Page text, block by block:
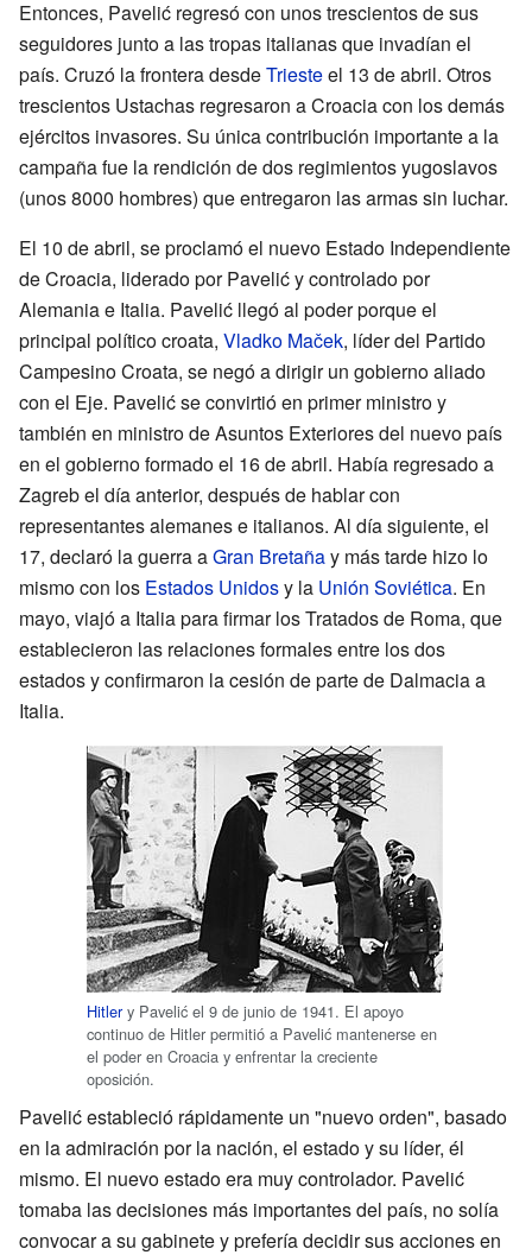
Entonces, Pavelić regresó con unos trescientos de sus
seguidores junto a las tropas italianas que invadían el
país. Cruzó la frontera desdeTriesteel 13 de abril. Otros
trescientos Ustachas regresaron a Croacia con los demás
ejércitos invasores. Su única contribución importante a la
campaña fue la rendición de dos regimientos yugoslavos
(unos 8000 hombres) que entregaron las armas sin luchar.
El 10 de abril, se proclamó el nuevo Estado Independiente
de Croacia, liderado por Pavelić y controlado por
Alemania e Italia. Pavelić llegó al poder porque el
principal político croata, Vladko Maček, líder del Partido
Campesino Croata, se negó a dirigir un gobierno aliado
con el Eje. Pavelić se convirtió en primer ministro y
también en ministro de Asuntos Exteriores del nuevo país
en el gobierno formado el 16 de abril. Había regresado a
Zagreb el día anterior, después de hablar con
representantes alemanes e italianos. Al día siguiente, el
17, declaró la guerra aGran Bretañay más tarde hizo lo
mismo con los Estados Unidosy la Unión Soviética. En
mayo, viajó a Italia para firmar los Tratados de Roma, que
establecieron las relaciones formales entre los dos
estados y confirmaron la cesión de parte de Dalmacia a
Italia.
Hitlery Pavelić el 9 de junio de 1941. El apoyo
continuo de Hitler permitió a Pavelić mantenerse en
el poder en Croacia y enfrentar la creciente
oposición.
Pavelić estableció rápidamente un "nuevo orden", basado
en la admiración por la nación, el estado y su líder, él
mismo. El nuevo estado era muy controlador. Pavelić
tomaba las decisiones más importantes del país, no solía
convocar a su gabinete y prefería decidir sus acciones en